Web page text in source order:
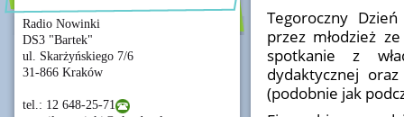
Radio Nowinki
DS3 "Bartek"
ul. Skarżyńskiego 7/6
31-866 Kraków
tel.: 12 648-25-71
Tegoroczny
przez młodzież
spotkanie z
dydaktycznej
(podobnie jak